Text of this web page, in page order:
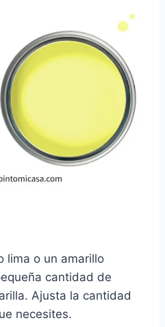
lima o un amarillo
cantidad de
Ajusta la cantidad
necesites.